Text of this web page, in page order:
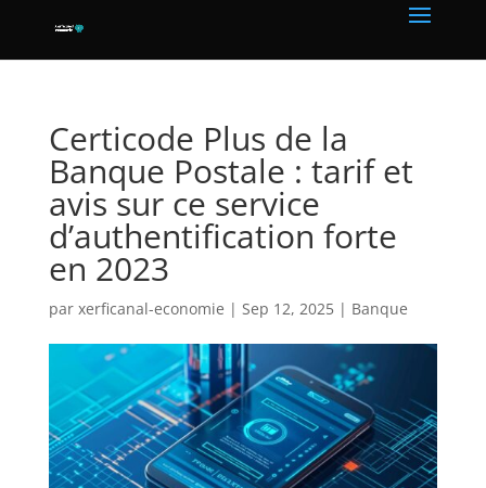
Certicode Plus de la
Banque Postale : tarif et
avis sur ce service
d’authentification forte
en 2023
par xerficanal-economie | Sep 12, 2025| Banque